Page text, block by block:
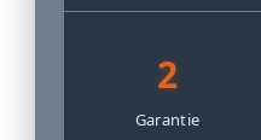
2
Garantie